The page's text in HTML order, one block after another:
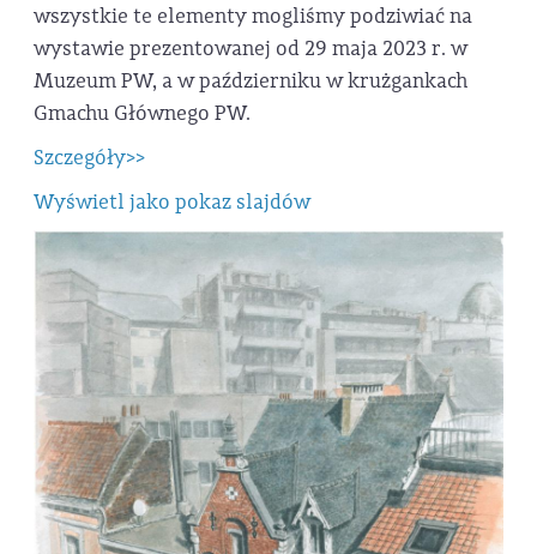
wszystkie te elementy mogliśmy podziwiać na
wystawie prezentowanej od 29 maja 2023 r. w
Muzeum PW, a w październiku w krużgankach
Gmachu Głównego PW.
Szczegóły>>
Wyświetl jako pokaz slajdów